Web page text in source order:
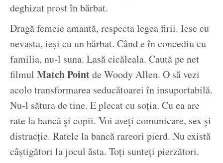
deghizat prost în bărbat.
Dragă femeie amantă, respecta legea firii. Iese cu
nevasta, ieși cu un bărbat. Când e în concediu cu
familia, nu-l suna. Lasă cicăleala. Caută pe net
filmul Match Pointde Woody Allen. O să vezi
acolo transformarea seducătoarei în insuportabilă.
Nu-l sătura de tine. E plecat cu soția. Cu ea are
rate la bancă și copii. Voi aveți comunicare, sex și
distracție. Ratele la bancă rareori pierd. Nu există
câștigători la jocul ăsta. Toți sunteți pierzători.